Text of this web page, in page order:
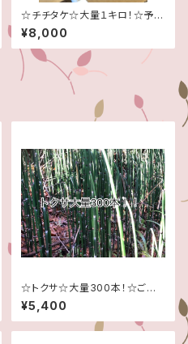
☆チチタケ☆大量１キロ！☆予約
販売☆7月末頃から8月末頃の
発送予定です☆信州産☆チタケ
☆
¥8,000
☆トクサ☆大量300本！☆ご注
文頂いてから採取させて頂きま
す☆
¥5,400